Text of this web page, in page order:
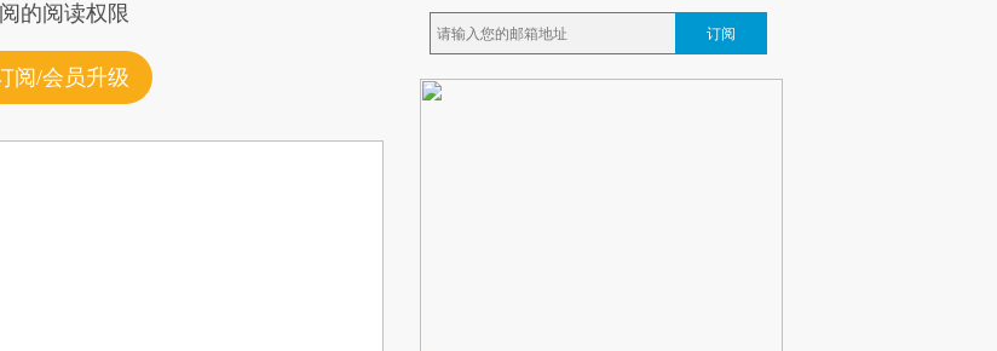
的阅读权限
阅/会员升级
订阅